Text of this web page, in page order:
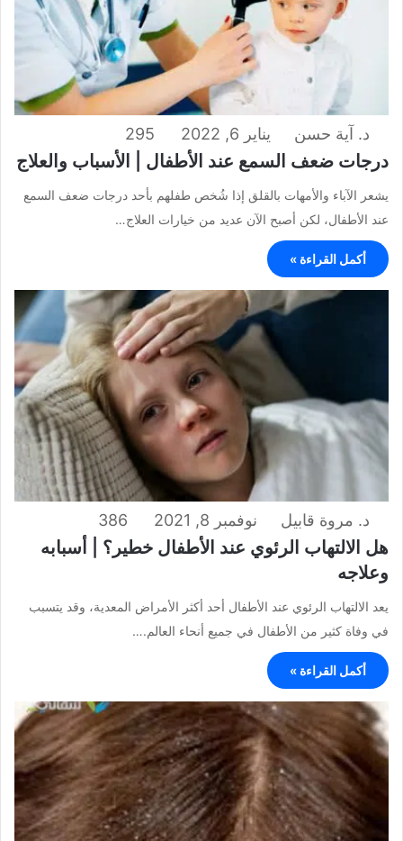
د. آية حسن يناير 6, 2022 295
درجات ضعف السمع عند الأطفال | الأسباب والعلاج
يشعر الآباء والأمهات بالقلق إذا شُخص طفلهم بأحد درجات ضعف السمع
عند الأطفال، لكن أصبح الآن عديد من خيارات العلاج…
أكمل القراءة »
د. مروة قابيل نوفمبر 8, 2021 386
هل الالتهاب الرئوي عند الأطفال خطير؟ | أسبابه
وعلاجه
يعد الالتهاب الرئوي عند الأطفال أحد أكثر الأمراض المعدية، وقد يتسبب
في وفاة كثير من الأطفال في جميع أنحاء العالم.…
أكمل القراءة »